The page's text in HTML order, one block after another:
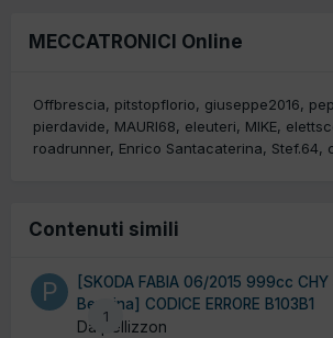
MECCATRONICI Online
Offbrescia pitstopflorio giuseppe2016
pierdavide
MAURI68 eleuteri MIKE
roadrunner Enrico Santacaterina Stef.64
Contenuti simili
1
[SKODA FABIA 06/2015 999cc CHY
Benzina] CODICE ERRORE B103B1
Da pellizzon